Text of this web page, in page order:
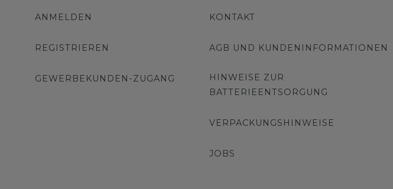
ANMELDEN
REGISTRIEREN
GEWERBEKUNDEN-ZUGANG
KONTAKT
AGB UND KUNDENINFORMATIONEN
HINWEISE ZUR
BATTERIEENTSORGUNG
VERPACKUNGSHINWEISE
JOBS